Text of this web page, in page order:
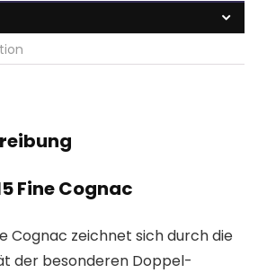
Fine Cognac
Cognac zeichnet sich durch die
der besonderen Doppel-